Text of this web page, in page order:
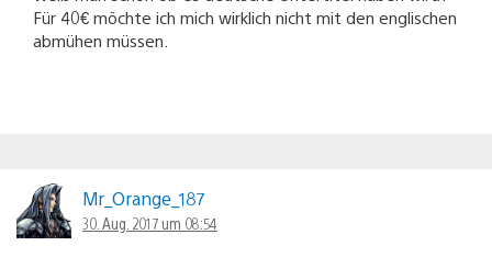
Für 40€ möchte ich mich wirklich nicht mit den englischen
abmühen müssen.
Mr_Orange_187
30. Aug. 2017 um 08:54